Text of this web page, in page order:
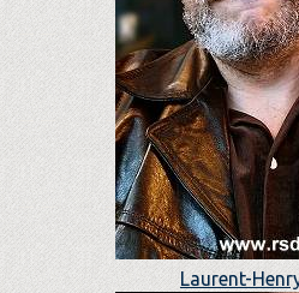
Laurent-